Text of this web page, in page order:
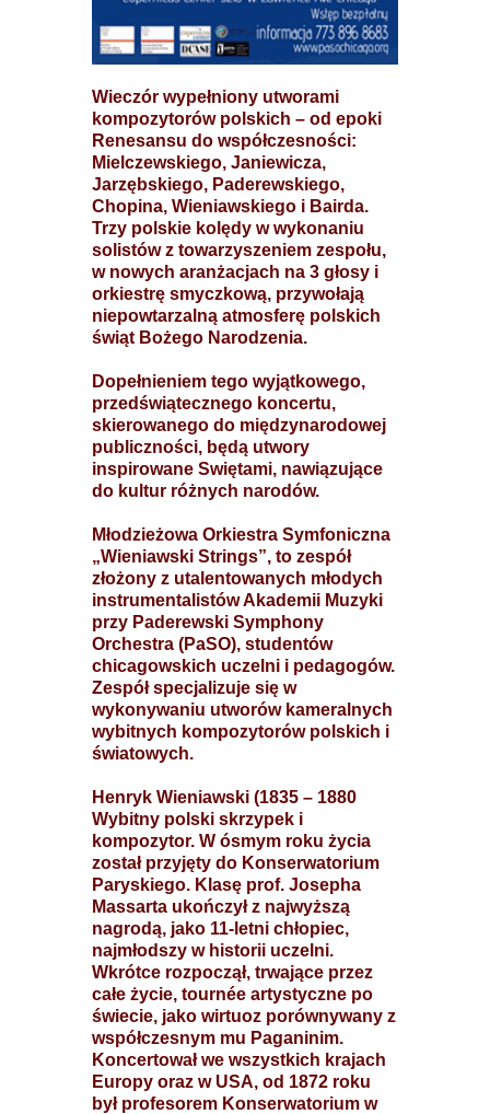
Wieczór wypełniony utworami
kompozytorów polskich – od epoki
Renesansu do współczesności:
Mielczewskiego, Janiewicza,
Jarzębskiego, Paderewskiego,
Chopina, Wieniawskiego i Bairda.
Trzy polskie kolędy w wykonaniu
solistów z towarzyszeniem zespołu,
w nowych aranżacjach na 3 głosy i
orkiestrę smyczkową, przywołają
niepowtarzalną atmosferę polskich
świąt Bożego Narodzenia.
Dopełnieniem tego wyjątkowego,
przedświątecznego koncertu,
skierowanego do międzynarodowej
publiczności, będą utwory
inspirowane Swiętami, nawiązujące
do kultur różnych narodów.
Młodzieżowa Orkiestra Symfoniczna
„Wieniawski Strings”, to zespół
złożony z utalentowanych młodych
instrumentalistów Akademii Muzyki
przy Paderewski Symphony
Orchestra (PaSO), studentów
chicagowskich uczelni i pedagogów.
Zespół specjalizuje się w
wykonywaniu utworów kameralnych
wybitnych kompozytorów polskich i
światowych.
Henryk Wieniawski (1835 – 1880
Wybitny polski skrzypek i
kompozytor. W ósmym roku życia
został przyjęty do Konserwatorium
Paryskiego. Klasę prof. Josepha
Massarta ukończył z najwyższą
nagrodą, jako 11-letni chłopiec,
najmłodszy w historii uczelni.
Wkrótce rozpoczął, trwające przez
całe życie, tournée artystyczne po
świecie, jako wirtuoz porównywany z
współczesnym mu Paganinim.
Koncertował we wszystkich krajach
Europy oraz w USA, od 1872 roku
był profesorem Konserwatorium w